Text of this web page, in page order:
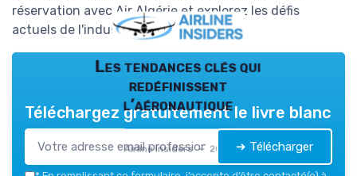
réservation avec Air Algérie et explorez les défis
actuels de l'industrie aérienne.
Les tendances clés qui
redéfinissent
l’aéronautique
Airline Insiders — 2026
Téléchargez gratuitement le livre blanc
➔ Télécharger